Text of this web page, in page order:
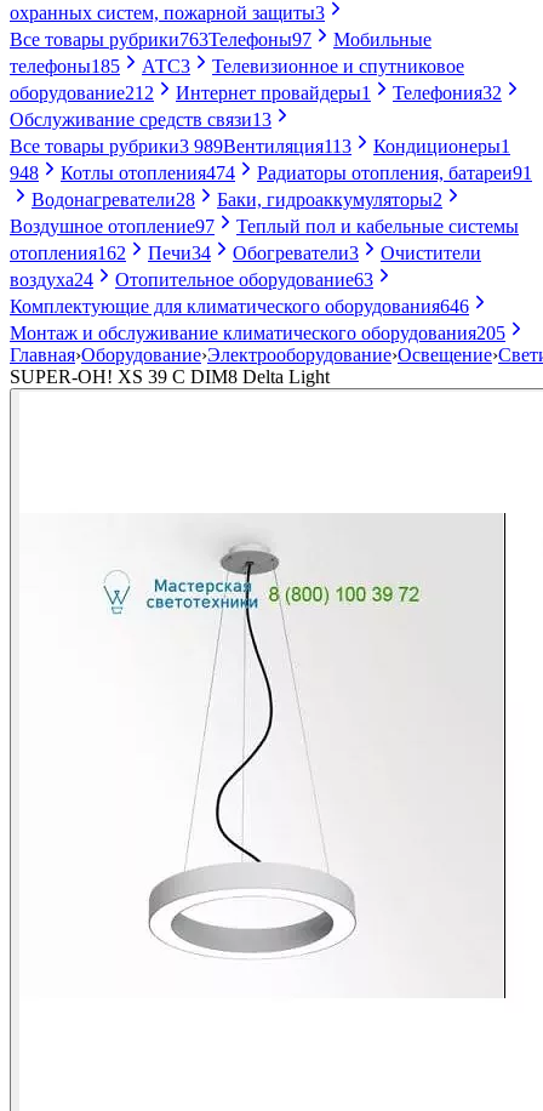
охранных систем, пожарной защиты3
Все товары рубрики763Телефоны97
Мобильные
телефоны185 АТС3
Телевизионное и спутниковое
оборудование212 Интернет провайдеры1 Телефония32
Обслуживание средств связи13
Все товары рубрики3 989Вентиляция113 Кондиционеры1
948
Котлы отопления474 Радиаторы отопления, батареи91
Водонагреватели28 Баки, гидроаккумуляторы2
Воздушное отопление97
Теплый пол и кабельные системы
отопления162 Печи34 Обогреватели3
Очистители
воздуха24 Отопительное оборудование63
Комплектующие для климатического оборудования646
Монтаж и обслуживание климатического оборудования205
Главная›Оборудование›Электрооборудование›Освещение›
SUPER-OH! XS 39 C DIM8 Delta Light